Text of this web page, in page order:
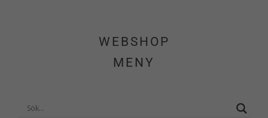
Schakt & Svets
WEBSHOP
MENY